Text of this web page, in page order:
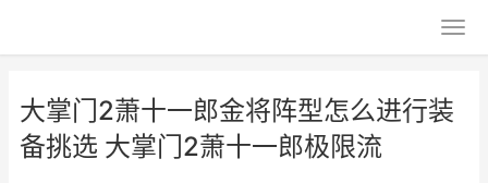
大掌门2萧十一郎金将阵型怎么进行装
备挑选 大掌门2萧十一郎极限流